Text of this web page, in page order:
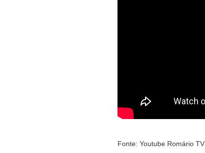
Fonte: Youtube Romário TV